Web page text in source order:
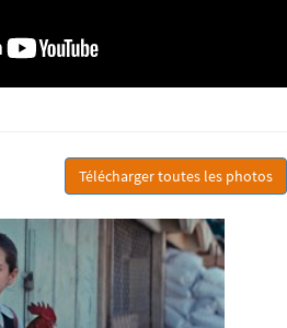
Télécharger toutes les photos